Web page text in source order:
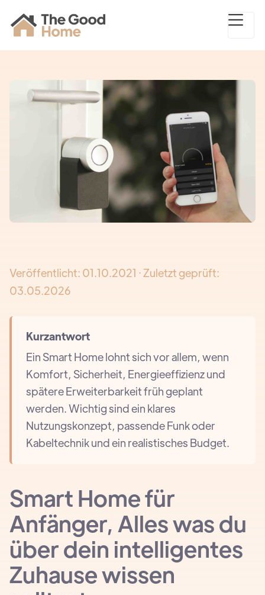
Veröffentlicht: 01.10.2021 · Zuletzt geprüft:
03.05.2026
Kurzantwort
Ein Smart Home lohnt sich vor allem, wenn
Komfort, Sicherheit, Energieeffizienz und
spätere Erweiterbarkeit früh geplant
werden. Wichtig sind ein klares
Nutzungskonzept, passende Funk oder
Kabeltechnik und ein realistisches Budget.
Smart Home für
Anfänger, Alles was du
über dein intelligentes
Zuhause wissen